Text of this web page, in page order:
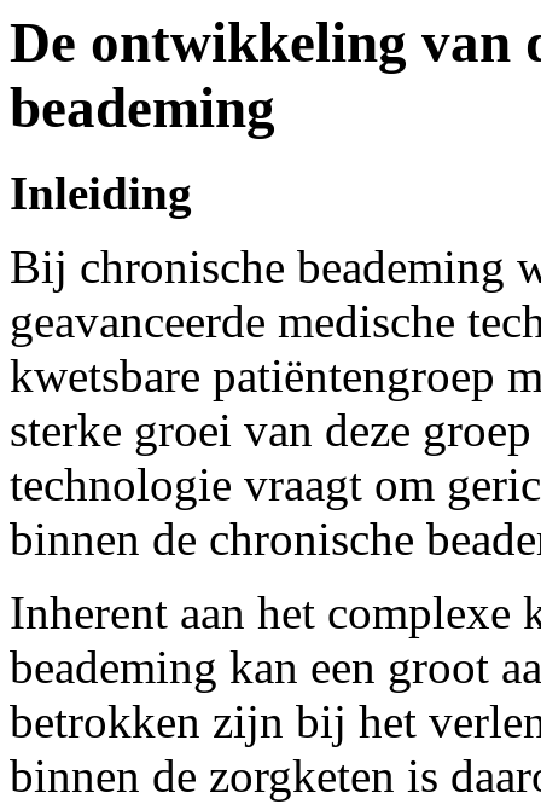
De ontwikkeling van
beademing
Inleiding
Bij chronische beademing
geavanceerde medische
kwetsbare patiëntengroep
sterke groei van deze
technologie vraagt om
binnen de chronische
Inherent aan het complexe
beademing kan een groot
betrokken zijn bij het
binnen de zorgketen is